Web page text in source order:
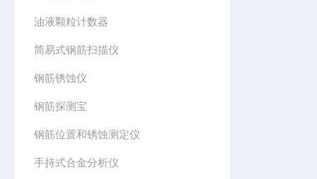
油液颗粒计数器
简易式钢筋扫描仪
钢筋锈蚀仪
钢筋探测宝
钢筋位置和锈蚀测定仪
手持式合金分析仪